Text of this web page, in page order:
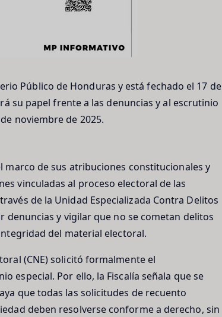
Público de Honduras y está fechado el 17 de
su papel frente a las denuncias y al escrutinio
noviembre de 2025.
de sus atribuciones constitucionales y
vinculadas al proceso electoral de las
de la Unidad Especializada Contra Delitos
y vigilar que no se cometan delitos
del material electoral.
(CNE) solicitó formalmente el
especial. Por ello, la Fiscalía señala que se
que todas las solicitudes de recuento
deben resolverse conforme a derecho, sin